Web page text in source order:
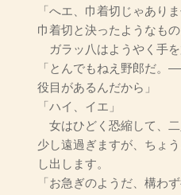
「へエ、巾着切じゃあり
巾着切と決ったようなもの
ガラッ八はようやく手を
「とんでもねえ野郎だ。
役目があるんだから」
「ハイ、イエ」
女はひどく恐縮して、
少し遠過ぎますが、ちょ
し出します。
「お急ぎのようだ、構わ